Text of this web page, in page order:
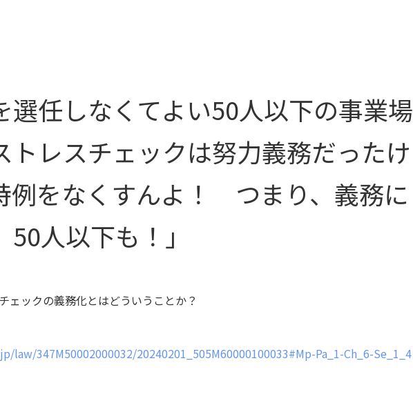
選任しなくてよい50人以下の事業場
トレスチェックは努力義務だったけ
例をなくすんよ！ つまり、義務に
人以下も！」
ェックの義務化とはどういうことか？
law/347M50002000032/20240201_505M60000100033#Mp-Pa_1-Ch_6-Se_1_4